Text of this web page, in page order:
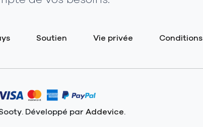
Soutien Vie privée Conditions
Développé par Addevice.